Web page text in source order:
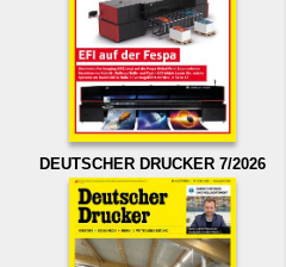
DEUTSCHER DRUCKER 7/2026